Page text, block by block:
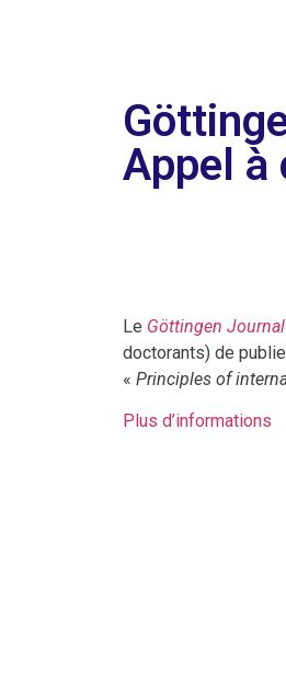
Appel à
Le Göttingen
doctorants) de
« Principles of
Plus d’informations